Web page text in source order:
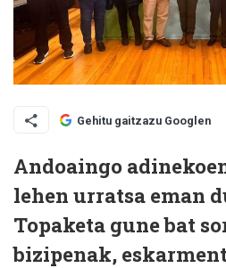
Gehitu gaitzazu Googlen
Andoaingo
lehen urratsa eman
Topaketa gune bat
bizipenak,